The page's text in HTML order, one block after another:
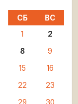
СБ
ВС
1
2
8
9
15
16
22
23